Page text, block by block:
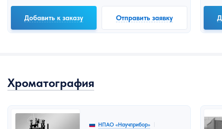
Добавить к заказу Отправить заявку
Хроматография
НПАО «Научприбор»